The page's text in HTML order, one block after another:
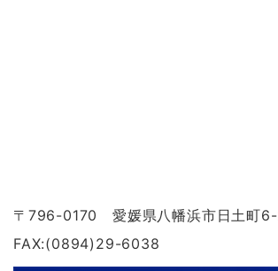
〒796-0170 愛媛県八幡浜市日土町
FAX:(0894)29-6038